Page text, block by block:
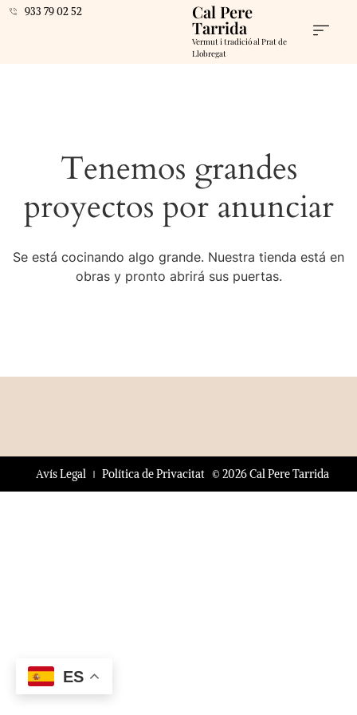
933 79 02 52 Cal Pere
Tarrida
Vermut i tradició al Prat de
Llobregat
Tenemos grandes
proyectos por anunciar
Se está cocinando algo grande. Nuestra tienda está en
obras y pronto abrirá sus puertas.
© 2026 Cal Pere Tarrida
Avís Legal Política de Privacitat
ES